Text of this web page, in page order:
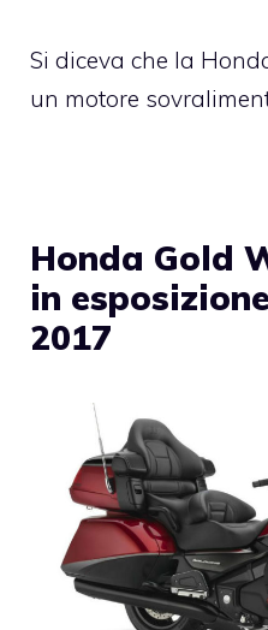
Si diceva che la
un motore
Honda Gold
in
2017